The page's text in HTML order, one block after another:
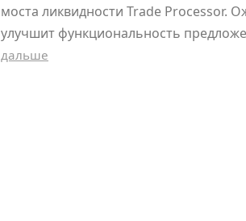
моста ликвидности Trade Processor.
улучшит функциональность
дальше